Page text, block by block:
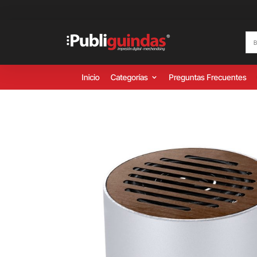
Inicio Categorías Preguntas Frecuentes